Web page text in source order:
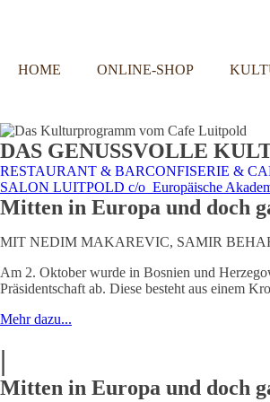
HOME ONLINE-SHOP
DAS GENUSSVOLLE
RESTAURANT & BARCONFISERIE &
SALON LUITPOLD c/o Europäische
Mitten in Europa und doch
MIT NEDIM MAKAREVIC, SAMIR
Am 2. Oktober wurde in Bosnien und
Präsidentschaft ab. Diese besteht aus einem
Mehr dazu...
|
Mitten in Europa und doch